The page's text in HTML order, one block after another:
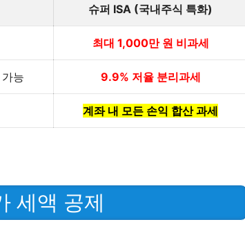
슈퍼 ISA (국내주식 특화)
최대 1,000만 원 비과세
능 9.9% 저율 분리과세
계좌 내 모든 손익 합산 과세
세액 공제